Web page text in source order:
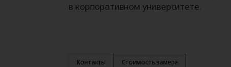
в корпоративном университете.
Контакты Стоимость замера